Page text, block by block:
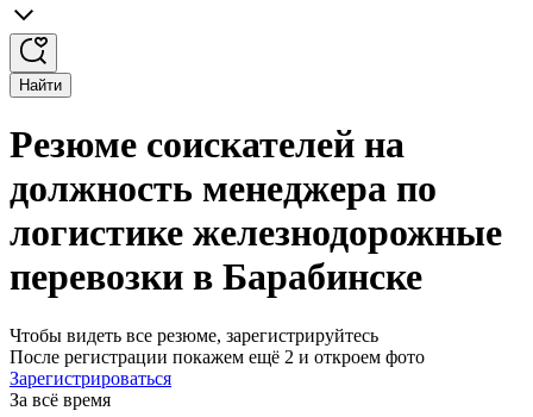
Найти
Резюме соискателей на
должность менеджера по
логистике железнодорожные
перевозки в Барабинске
Чтобы видеть все резюме, зарегистрируйтесь
После регистрации покажем ещё 2 и откроем фото
Зарегистрироваться
За всё время